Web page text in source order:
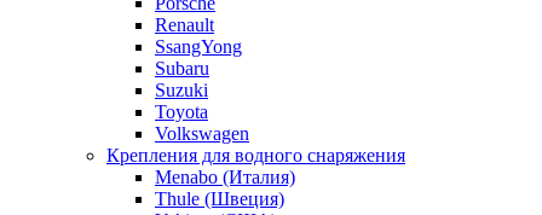
Renault
SsangYong
Subaru
Suzuki
Toyota
Volkswagen
Крепления для водного снаряжения
Menabo (Италия)
Thule (Швеция)